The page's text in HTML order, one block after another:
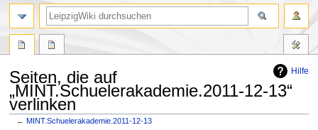
Hilfe
Seiten, die auf
„MINT.Schuelerakademie.2011-12-13“
verlinken
←MINT.Schuelerakademie.2011-12-13